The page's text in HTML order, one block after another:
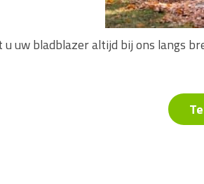
uw bladblazer altijd bij ons langs